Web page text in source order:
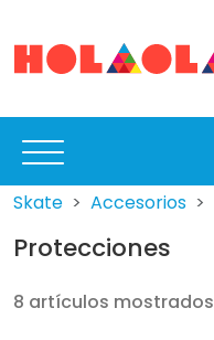
Skate Accesorios
Protecciones
8 artículos mostrados